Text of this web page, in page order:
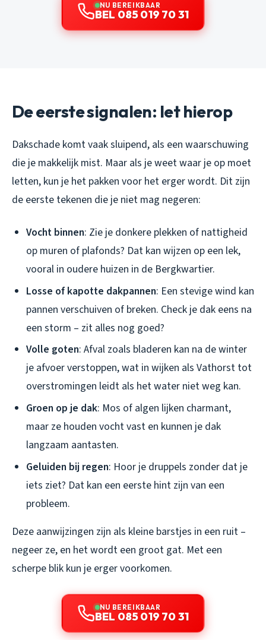
NU BEREIKBAAR
BEL 085 019 70 31
De eerste signalen: let hierop
Dakschade komt vaak sluipend, als een waarschuwing
die je makkelijk mist. Maar als je weet waar je op moet
letten, kun je het pakken voor het erger wordt. Dit zijn
de eerste tekenen die je niet mag negeren:
Vocht binnen: Zie je donkere plekken of nattigheid
op muren of plafonds? Dat kan wijzen op een lek,
vooral in oudere huizen in de Bergkwartier.
Losse of kapotte dakpannen: Een stevige wind kan
pannen verschuiven of breken. Check je dak eens na
een storm – zit alles nog goed?
Volle goten: Afval zoals bladeren kan na de winter
je afvoer verstoppen, wat in wijken als Vathorst tot
overstromingen leidt als het water niet weg kan.
Groen op je dak: Mos of algen lijken charmant,
maar ze houden vocht vast en kunnen je dak
langzaam aantasten.
Geluiden bij regen: Hoor je druppels zonder dat je
iets ziet? Dat kan een eerste hint zijn van een
probleem.
Deze aanwijzingen zijn als kleine barstjes in een ruit –
negeer ze, en het wordt een groot gat. Met een
scherpe blik kun je erger voorkomen.
NU BEREIKBAAR
BEL 085 019 70 31